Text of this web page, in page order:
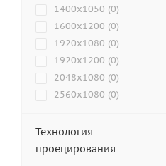
Cactus (0)
Diello (0)
Digital Projection (
Epson (0)
ExellTech (4 )
GDC (0)
InFocus (
JVC (0)
1400x1050 (0)
1600x1200 (0)
1920x1080 (0)
1920x1200 (0)
2048x1080 (0)
2560x1080 (0)
2715x1697 (
3840x2160 (0
Технология
проецирования